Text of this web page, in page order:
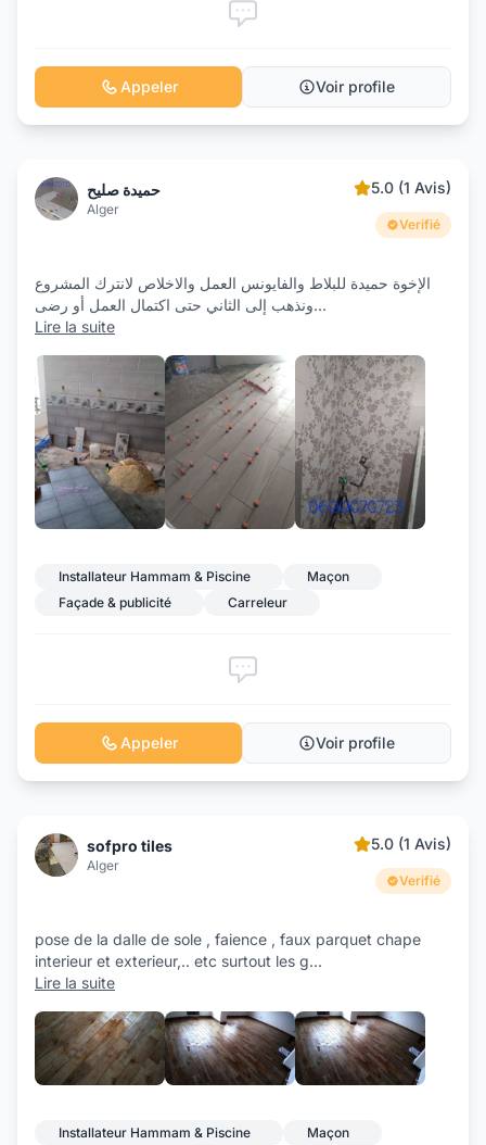
Appeler Voir profile
حميدة صليح
Alger
5.0 (1 Avis)
Verifié
الإخوة حميدة للبلاط والفايونس العمل والاخلاص لانترك المشروع
ونذهب إلى الثاني حتى اكتمال العمل أو رضى...
Lire la suite
Installateur Hammam & Piscine
Maçon
Façade & publicité
Carreleur
Appeler Voir profile
sofpro tiles
Alger
5.0 (1 Avis)
Verifié
pose de la dalle de sole , faience , faux parquet chape
interieur et exterieur,.. etc surtout les g...
Lire la suite
Installateur Hammam & Piscine
Maçon